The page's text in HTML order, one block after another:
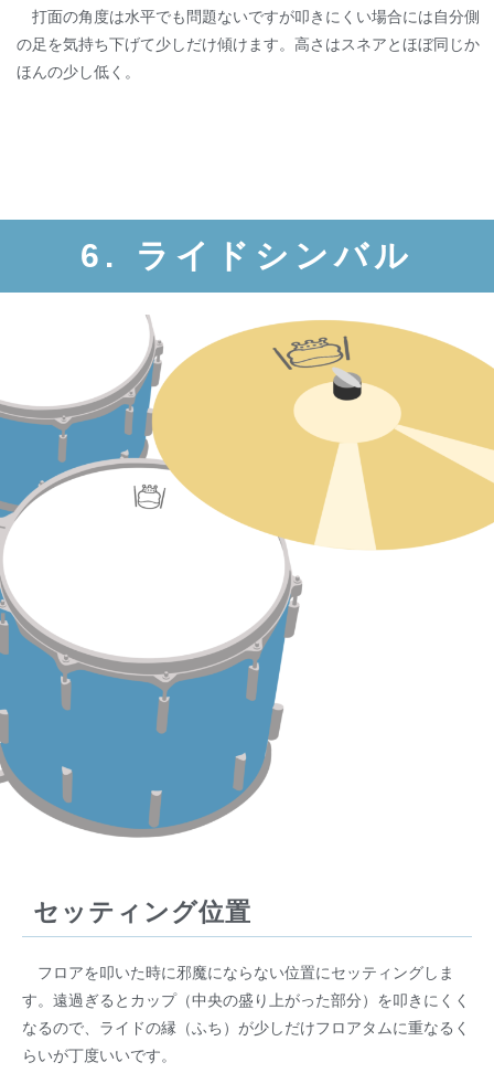
打面の角度は水平でも問題ないですが叩きにくい場合には自分側
の足を気持ち下げて少しだけ傾けます。高さはスネアとほぼ同じか
ほんの少し低く。
6. ライドシンバル
セッティング位置
フロアを叩いた時に邪魔にならない位置にセッティングしま
す。遠過ぎるとカップ（中央の盛り上がった部分）を叩きにくく
なるので、ライドの縁（ふち）が少しだけフロアタムに重なるく
らいが丁度いいです。